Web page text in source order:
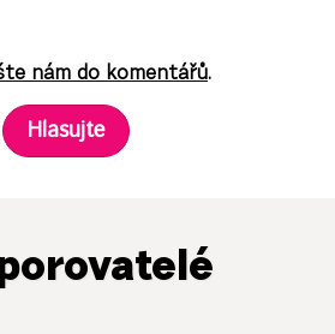
nám do komentářů.